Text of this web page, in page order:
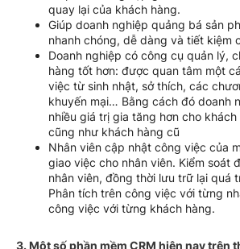
quay lại của khách hàng.
Giúp doanh nghiệp quảng bá sản
nhanh chóng, dễ dàng và tiết kiệm
Doanh nghiệp có công cụ quản lý,
hàng tốt hơn: được quan tâm một
việc từ sinh nhật, sở thích, các
khuyến mại… Bằng cách đó doanh
nhiều giá trị gia tăng hơn cho
cũng như khách hàng cũ
Nhân viên cập nhật công việc của
giao việc cho nhân viên. Kiểm soát
nhân viên, đồng thời lưu trữ lại quá
Phân tích trên công việc với từng
công việc với từng khách hàng.
3. Một số phần mềm CRM hiện nay trên